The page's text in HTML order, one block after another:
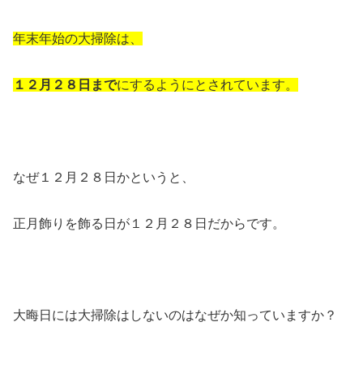
年末年始の大掃除は、
１２月２８日までにするようにとされています。
なぜ１２月２８日かというと、
正月飾りを飾る日が１２月２８日だからです。
大晦日には大掃除はしないのはなぜか知っていますか？